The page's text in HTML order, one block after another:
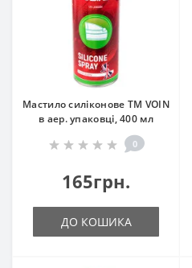
Мастило силіконове ТМ VOIN
в аер. упаковці, 400 мл
0
165грн.
ДО КОШИКА